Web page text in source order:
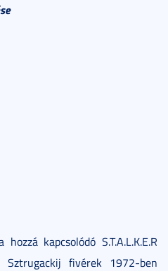
kapcsolódó S.T.A.L.K.E.R
Sztrugackij fivérek 1972-ben